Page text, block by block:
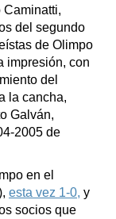
del segundo
de Olimpo
impresión, con
del
la cancha,
Galván,
2005 de
en el
esta vez 1-0, y
socios que